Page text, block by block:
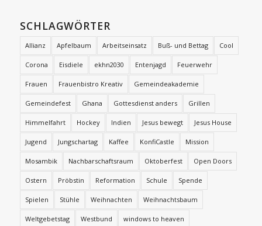
SCHLAGWÖRTER
Allianz Apfelbaum Arbeitseinsatz Buß- und Bettag Cool
Corona Eisdiele ekhn2030 Entenjagd Feuerwehr
Frauen Frauenbistro Kreativ Gemeindeakademie
Gemeindefest Ghana Gottesdienst anders Grillen
Himmelfahrt Hockey Indien Jesus bewegt Jesus House
Jugend Jungschartag Kaffee KonfiCastle Mission
Mosambik Nachbarschaftsraum Oktoberfest Open Doors
Ostern Pröbstin Reformation Schule Spende
Spielen Stühle Weihnachten Weihnachtsbaum
Weltgebetstag Westbund windows to heaven